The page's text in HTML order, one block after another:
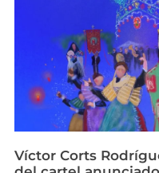
Víctor Corts